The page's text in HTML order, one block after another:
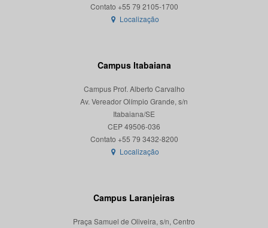
Localização
Campus Itabaiana
Campus Prof. Alberto Carvalho
Av. Vereador Olímpio Grande, s/n
Itabaiana/SE
CEP 49506-036
Localização
Campus Laranjeiras
Praça Samuel de Oliveira, s/n, Centro